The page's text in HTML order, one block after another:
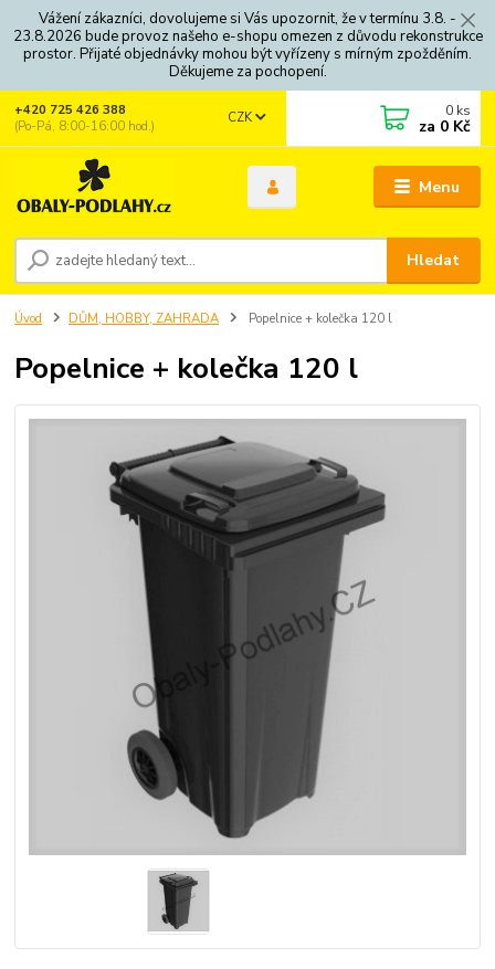
Vážení zákazníci, dovolujeme si Vás upozornit, že v termínu 3.8. -
23.8.2026 bude provoz našeho e-shopu omezen z důvodu rekonstrukce
prostor. Přijaté objednávky mohou být vyřízeny s mírným zpožděním.
Děkujeme za pochopení.
Menu
CZK
Hledat
+420 725 426 388
(Po-Pá, 8:00-16:00 hod.)
0 ks
za 0 Kč
Úvod DŮM, HOBBY, ZAHRADA Popelnice + kolečka 120 l
Popelnice + kolečka 120 l